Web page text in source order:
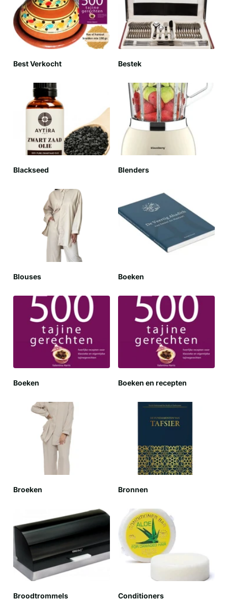
Best Verkocht Bestek
Blackseed Blenders
Blouses Boeken
Boeken Boeken en recepten
Broeken Bronnen
Broodtrommels Conditioners